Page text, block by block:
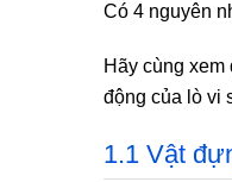
Có 4 nguyên
Hãy cùng
động của lò vi
1.1 Vật